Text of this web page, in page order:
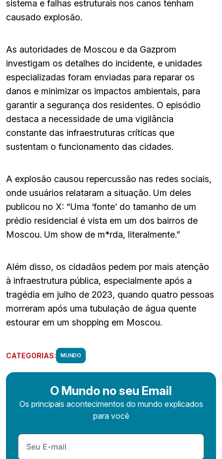
sistema e falhas estruturais nos canos tenham
causado explosão.
As autoridades de Moscou e da Gazprom
investigam os detalhes do incidente, e unidades
especializadas foram enviadas para reparar os
danos e minimizar os impactos ambientais, para
garantir a segurança dos residentes. O episódio
destaca a necessidade de uma vigilância
constante das infraestruturas críticas que
sustentam o funcionamento das cidades.
A explosão causou repercussão nas redes sociais,
onde usuários relataram a situação. Um deles
publicou no X: “Uma ‘fonte’ do tamanho de um
prédio residencial é vista em um dos bairros de
Moscou. Um show de m*rda, literalmente.”
Além disso, os cidadãos pedem por mais atenção
à infraestrutura pública, especialmente após a
tragédia em julho de 2023, quando quatro pessoas
morreram após uma tubulação de água quente
estourar em um shopping em Moscou.
CATEGORIAS: MUNDO
O Mundo no seu Email
Os principais acontecimentos do mundo explicados
para você